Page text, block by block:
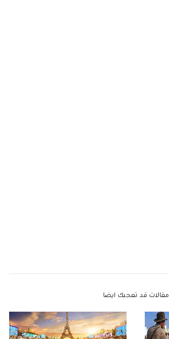
مقالات قد تعجبك ايضا